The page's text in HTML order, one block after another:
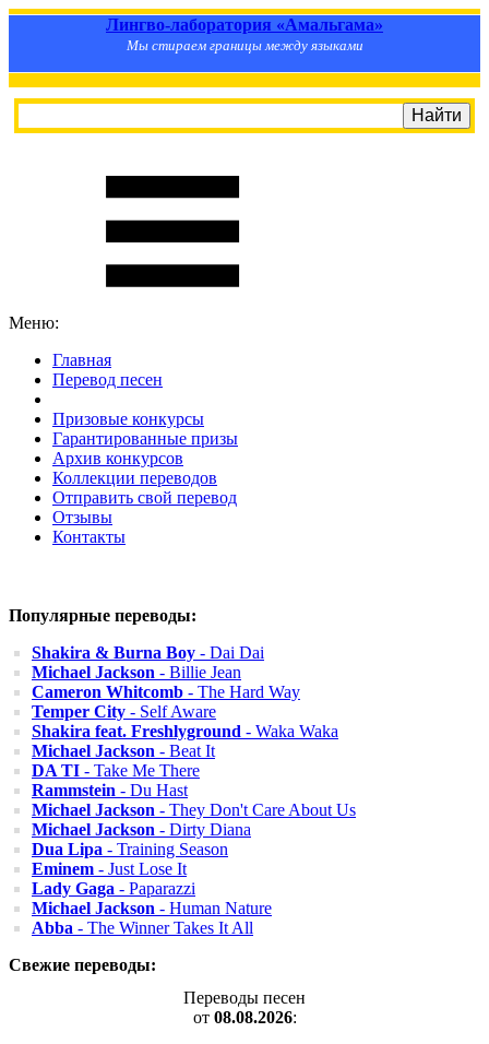
Лингво-лаборатория «Амальгама»
Мы стираем границы между языками
Меню:
Главная
Перевод песен
Призовые конкурсы
Гарантированные призы
Архив конкурсов
Коллекции переводов
Отправить свой перевод
Отзывы
Контакты
Популярные переводы:
Shakira & Burna Boy - Dai Dai
Michael Jackson - Billie Jean
Cameron Whitcomb - The Hard Way
Temper City - Self Aware
Shakira feat. Freshlyground - Waka Waka
Michael Jackson - Beat It
DA TI - Take Me There
Rammstein - Du Hast
Michael Jackson - They Don't Care About Us
Michael Jackson - Dirty Diana
Dua Lipa - Training Season
Eminem - Just Lose It
Lady Gaga - Paparazzi
Michael Jackson - Human Nature
Abba - The Winner Takes It All
Свежие переводы:
Переводы песен
от 08.08.2026: